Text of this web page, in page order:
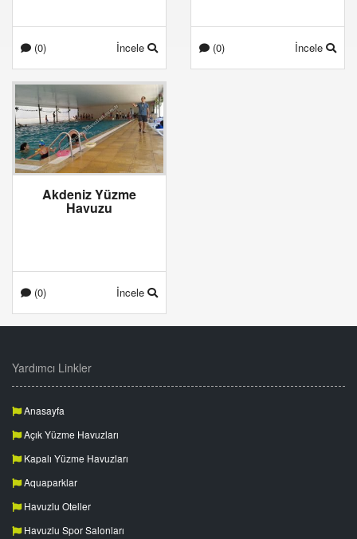
(0) İncele (0) İncele
Akdeniz Yüzme
Havuzu
(0) İncele
Yardımcı Linkler
Anasayfa
Açık Yüzme Havuzları
Kapalı Yüzme Havuzları
Aquaparklar
Havuzlu Oteller
Havuzlu Spor Salonları